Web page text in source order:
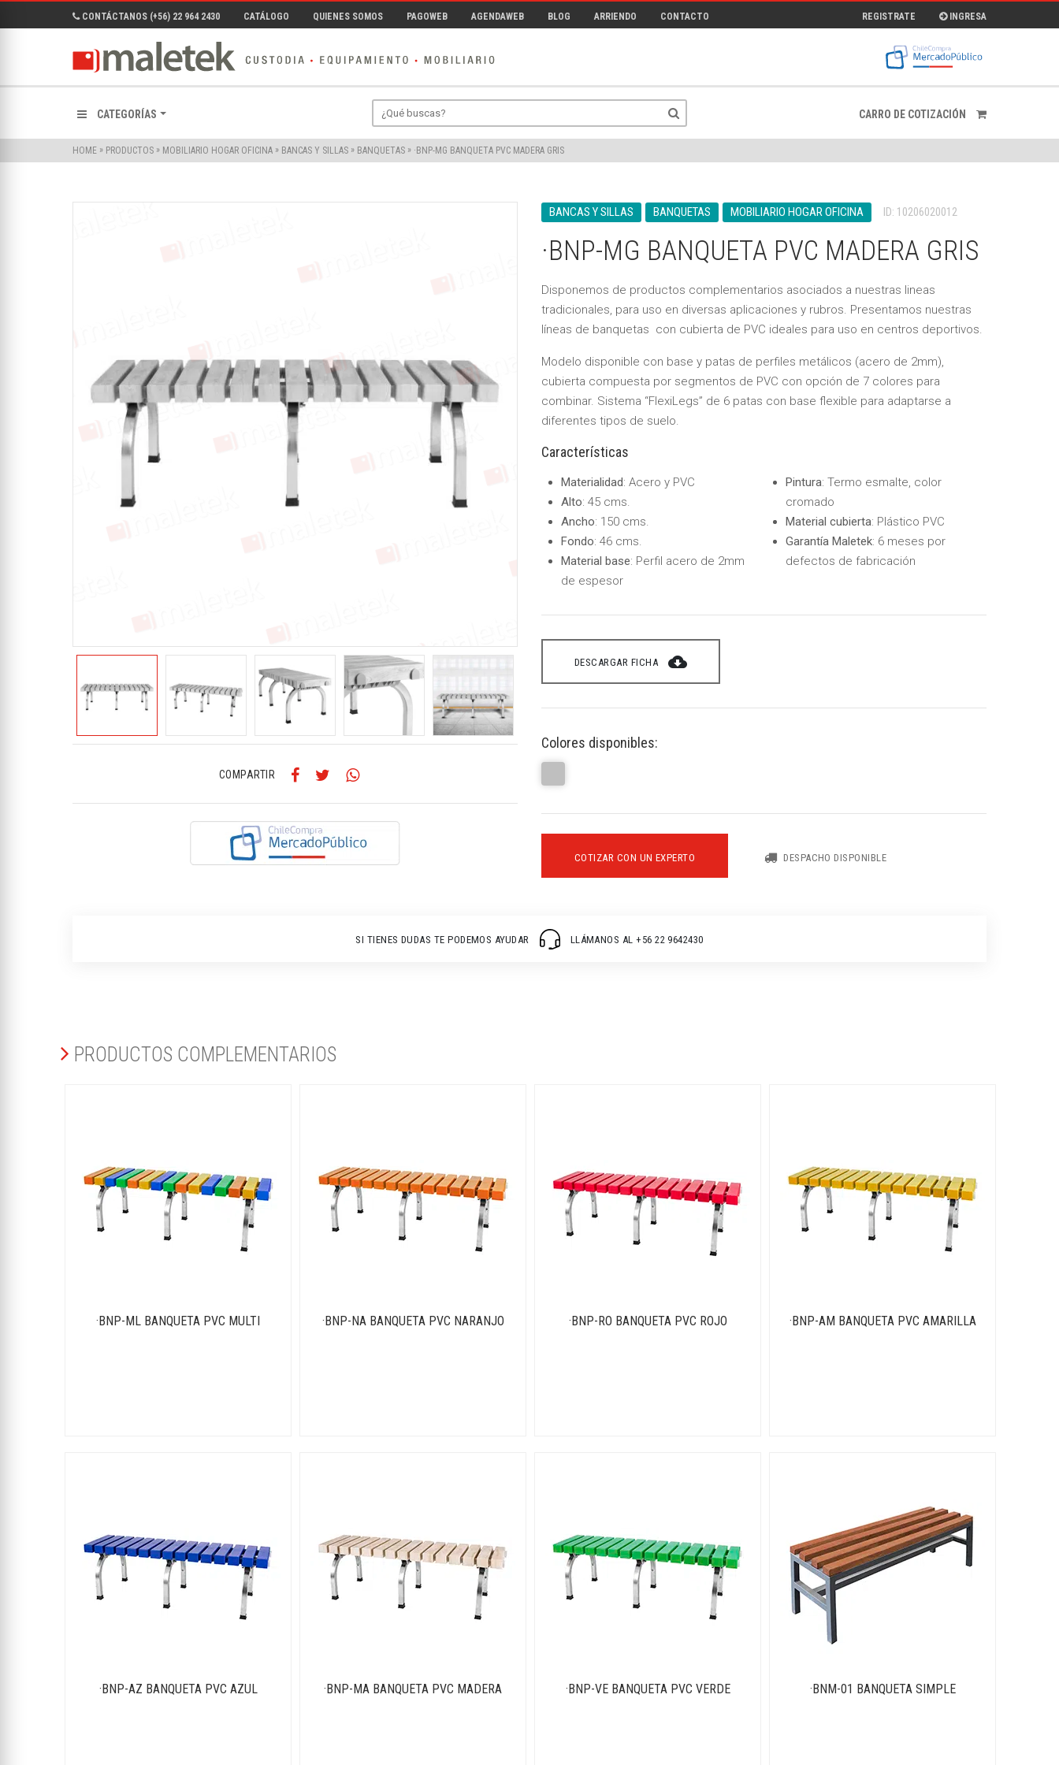
CONTÁCTANOS (+56) 22 964 2430 CATÁLOGO QUIENES SOMOS PAGOWEB AGENDAWEB BLOG ARRIENDO CONTACTO REGISTRATE INGRESA
CATEGORÍAS CARRO DE COTIZACIÓN
HOME » PRODUCTOS » MOBILIARIO HOGAR OFICINA » BANCAS Y SILLAS » BANQUETAS » ·BNP-MG BANQUETA PVC MADERA GRIS
COMPARTIR
BANCAS Y SILLAS BANQUETAS MOBILIARIO HOGAR OFICINA ID: 10206020012
·BNP-MG BANQUETA PVC MADERA GRIS
Disponemos de productos complementarios asociados a nuestras lineas
tradicionales, para uso en diversas aplicaciones y rubros. Presentamos nuestras
líneas de banquetas con cubierta de PVC ideales para uso en centros deportivos.
Modelo disponible con base y patas de perfiles metálicos (acero de 2mm),
cubierta compuesta por segmentos de PVC con opción de 7 colores para
combinar. Sistema “FlexiLegs” de 6 patas con base flexible para adaptarse a
diferentes tipos de suelo.
Características
Materialidad: Acero y PVC
Alto: 45 cms.
Ancho: 150 cms.
Fondo: 46 cms.
Material base: Perfil acero de 2mm
de espesor
Pintura: Termo esmalte, color
cromado
Material cubierta: Plástico PVC
Garantía Maletek: 6 meses por
defectos de fabricación
DESCARGAR FICHA cloud_download
Colores disponibles:
COTIZAR CON UN EXPERTO DESPACHO DISPONIBLE
SI TIENES DUDAS TE PODEMOS AYUDAR LLÁMANOS AL +56 22 9642430
PRODUCTOS COMPLEMENTARIOS
·BNP-ML BANQUETA PVC MULTI ·BNP-NA BANQUETA PVC NARANJO ·BNP-RO BANQUETA PVC ROJO ·BNP-AM BANQUETA PVC AMARILLA
·BNP-AZ BANQUETA PVC AZUL ·BNP-MA BANQUETA PVC MADERA ·BNP-VE BANQUETA PVC VERDE ·BNM-01 BANQUETA SIMPLE